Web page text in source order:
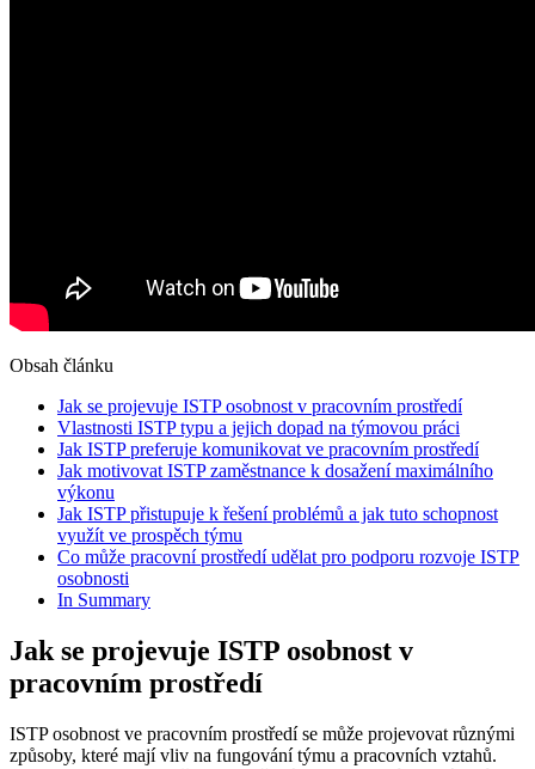
Obsah článku
Jak se projevuje ISTP osobnost v pracovním prostředí
Vlastnosti ISTP typu a jejich dopad na týmovou práci
Jak ISTP preferuje komunikovat ve pracovním prostředí
Jak motivovat ISTP zaměstnance k dosažení maximálního
výkonu
Jak ISTP přistupuje k řešení problémů a jak tuto schopnost
využít ve prospěch týmu
Co může pracovní prostředí udělat pro podporu rozvoje ISTP
osobnosti
In Summary
Jak se projevuje ISTP osobnost v
pracovním prostředí
ISTP osobnost ve pracovním prostředí se může projevovat různými
způsoby, které mají vliv na fungování týmu a pracovních vztahů.